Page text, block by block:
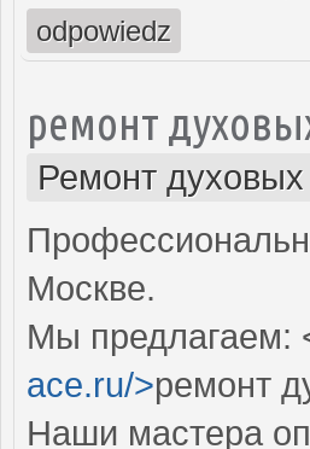
odpowiedz
ремонт
Ремонт
Москве.
Мы предлагаем:
ace.ru/>ремонт
Наши мастера